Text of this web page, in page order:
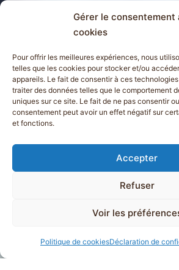
Gérer le consentement
cookies
Pour offrir les meilleures expériences, nous
telles que les cookies pour stocker et/ou
appareils. Le fait de consentir à ces
traiter des données telles que le comportement
uniques sur ce site. Le fait de ne pas consentir
consentement peut avoir un effet négatif sur
et fonctions.
Accepter
Refuser
Voir les
Politique de cookiesDéclaration de